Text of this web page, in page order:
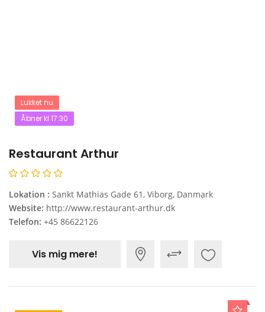
Lukket nu
Åbner kl 17:30
Restaurant Arthur
Lokation : Sankt Mathias Gade 61, Viborg, Danmark
Website: http://www.restaurant-arthur.dk
Telefon: +45 86622126
Vis mig mere!